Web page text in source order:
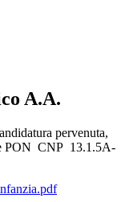
A.A.
pervenuta,
PON CNP 13.1.5A-